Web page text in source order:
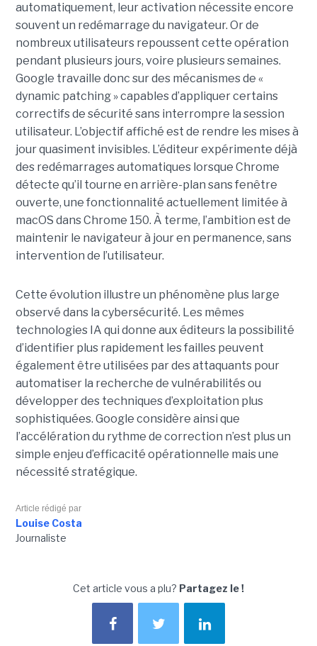
automatiquement, leur activation nécessite encore
souvent un redémarrage du navigateur. Or de
nombreux utilisateurs repoussent cette opération
pendant plusieurs jours, voire plusieurs semaines.
Google travaille donc sur des mécanismes de «
dynamic patching » capables d’appliquer certains
correctifs de sécurité sans interrompre la session
utilisateur. L’objectif affiché est de rendre les mises à
jour quasiment invisibles. L’éditeur expérimente déjà
des redémarrages automatiques lorsque Chrome
détecte qu’il tourne en arrière-plan sans fenêtre
ouverte, une fonctionnalité actuellement limitée à
macOS dans Chrome 150. À terme, l’ambition est de
maintenir le navigateur à jour en permanence, sans
intervention de l’utilisateur.
Cette évolution illustre un phénomène plus large
observé dans la cybersécurité. Les mêmes
technologies IA qui donne aux éditeurs la possibilité
d’identifier plus rapidement les failles peuvent
également être utilisées par des attaquants pour
automatiser la recherche de vulnérabilités ou
développer des techniques d’exploitation plus
sophistiquées. Google considère ainsi que
l’accélération du rythme de correction n’est plus un
simple enjeu d’efficacité opérationnelle mais une
nécessité stratégique.
Article rédigé par
Louise Costa
Journaliste
Cet article vous a plu? Partagez le !